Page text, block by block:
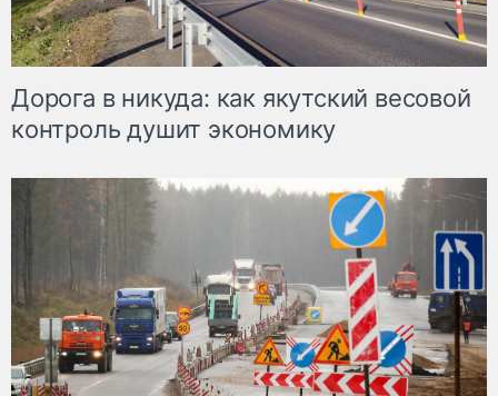
Дорога в никуда: как якутский весовой
контроль душит экономику